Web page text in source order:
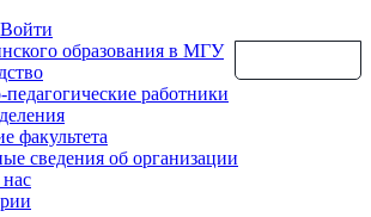
Войти
образования в МГУ
работники
факультета
сведения об организации